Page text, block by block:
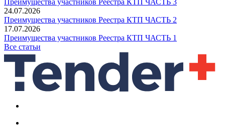
24.07.2026
Преимущества участников Реестра КТП ЧАСТЬ 2
17.07.2026
Преимущества участников Реестра КТП ЧАСТЬ 1
Все статьи